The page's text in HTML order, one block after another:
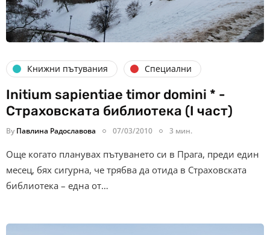
Книжни пътувания Специални
Initium sapientiae timor domini * -
Страховската библиотека (I част)
By Павлина Радославова 07/03/2010 3 мин.
Още когато планувах пътуването си в Прага, преди един
месец, бях сигурна, че трябва да отида в Страховската
библиотека – една от…